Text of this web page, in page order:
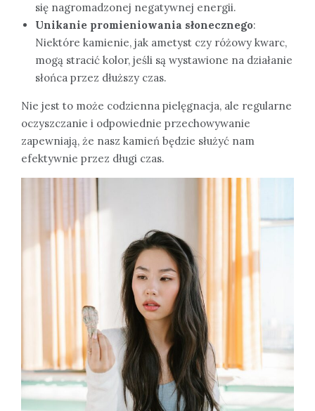
się nagromadzonej negatywnej energii.
Unikanie promieniowania słonecznego:
Niektóre kamienie, jak ametyst czy różowy kwarc,
mogą stracić kolor, jeśli są wystawione na działanie
słońca przez dłuższy czas.
Nie jest to może codzienna pielęgnacja, ale regularne
oczyszczanie i odpowiednie przechowywanie
zapewniają, że nasz kamień będzie służyć nam
efektywnie przez długi czas.